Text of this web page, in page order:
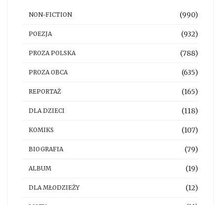
NON-FICTION (990)
POEZJA (932)
PROZA POLSKA (788)
PROZA OBCA (635)
REPORTAŻ (165)
DLA DZIECI (118)
KOMIKS (107)
BIOGRAFIA (79)
ALBUM (19)
DLA MŁODZIEŻY (12)